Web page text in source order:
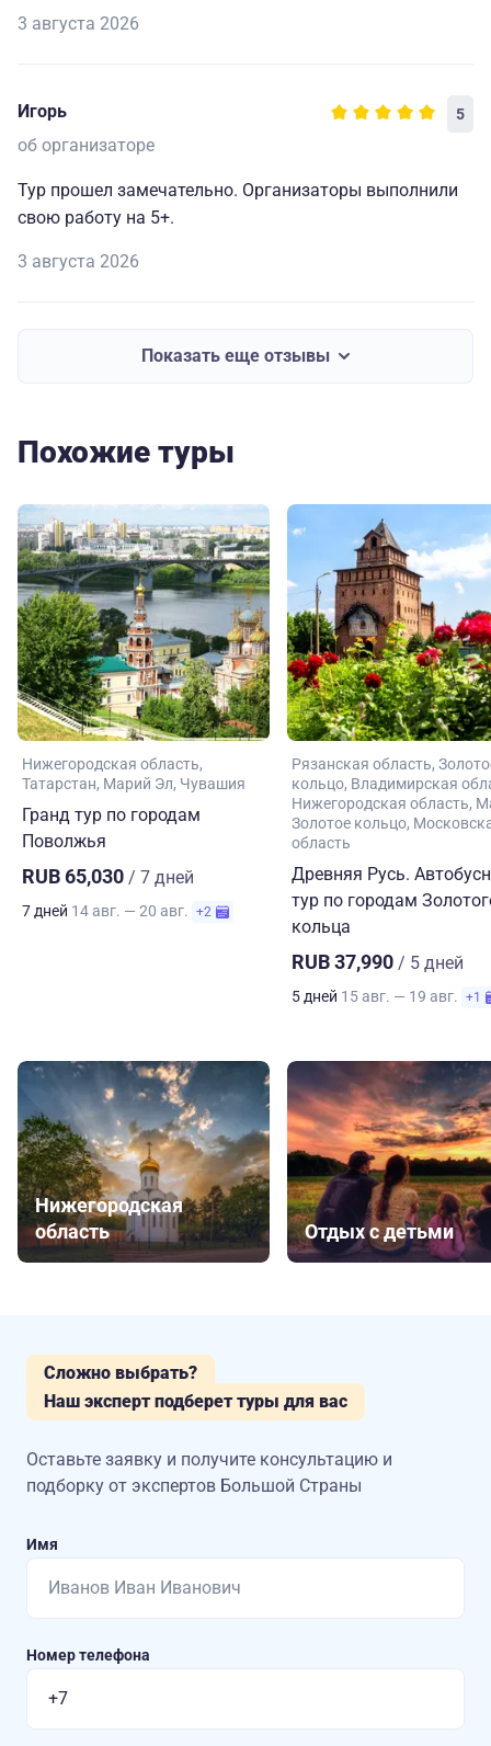
3 августа 2026
Игорь 5
об организаторе
Тур прошел замечательно. Организаторы выполнили
свою работу на 5+.
3 августа 2026
Показать еще отзывы
Похожие туры
Нижегородская область
Татарстан Марий Эл Чувашия
Гранд тур по городам
Поволжья
RUB 65,030 / 7 дней
7 дней 14 авг. — 20 авг. +2
Рязанская область
кольцо Владимирская
Нижегородская область
Золотое кольцо
область
Древняя Русь.
тур по городам
кольца
RUB 37,990 / 5 дней
5 дней 15 авг. — 19 авг. +1
Нижегородская
область
Отдых с детьми
Сложно выбрать?
Наш эксперт подберет туры для вас
Оставьте заявку и получите консультацию и
подборку от экспертов Большой Страны
Имя
Номер телефона